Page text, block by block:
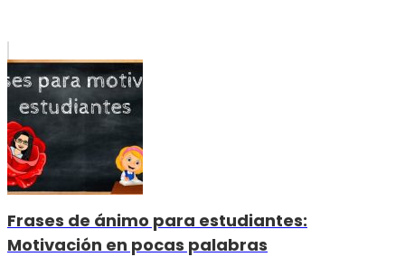
Frases de ánimo para estudiantes:
Motivación en pocas palabras